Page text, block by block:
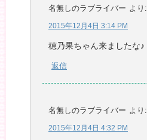
名無しのラブライバー より:
2015年12月4日 3:14 PM
穂乃果ちゃん来ましたな♪
返信
名無しのラブライバー より:
2015年12月4日 4:32 PM